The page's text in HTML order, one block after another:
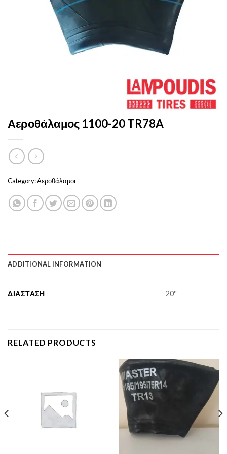
Αεροθάλαμος 1100-20 TR78A
Category:Αεροθάλαμοι
ADDITIONAL INFORMATION
ΔΙΆΣΤΑΣΗ 20''
RELATED PRODUCTS